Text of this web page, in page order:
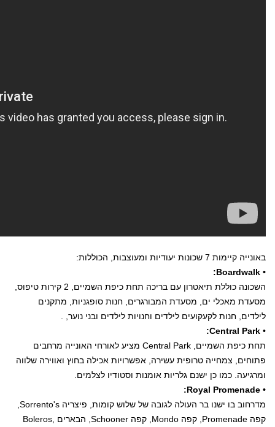
באונייה קיימות 7 שכונות יעודיות ומעוצבות, הכוללות:
• Boardwalk:
השכונה כוללת תיאטרון עם בריכה תחת כיפת השמיים, 2 קירות טיפוס,
מסעדת מאכלי ים, מסעדת המבורגרים, חנות סופגניות, מתקנים
לילדים, חנות לקעקועים לילדים וחנויות לילדים ובני נוער, .
•
Central Park:
תחת כיפת השמיים, Central Park מציע לאורחי האונייה מרחבים
פתוחים, צמחייה טרופית עשירה, אפשרויות אכילה בחוץ ואווירה שלווה
ומרגיעה. כמו כן ישנם גלריות אומנות וסטודיו לצלמים.
• Royal Promenade:
קפה Promenade, קפה Mondo, קפה Schooner, הבארים Boleros,